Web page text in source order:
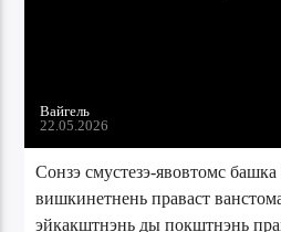
Вайгель
22.05.2026
Сонзэ смустезэ-явовтомс
вишкинетнень праваст
эйкакштнэнь ды покштнэнь